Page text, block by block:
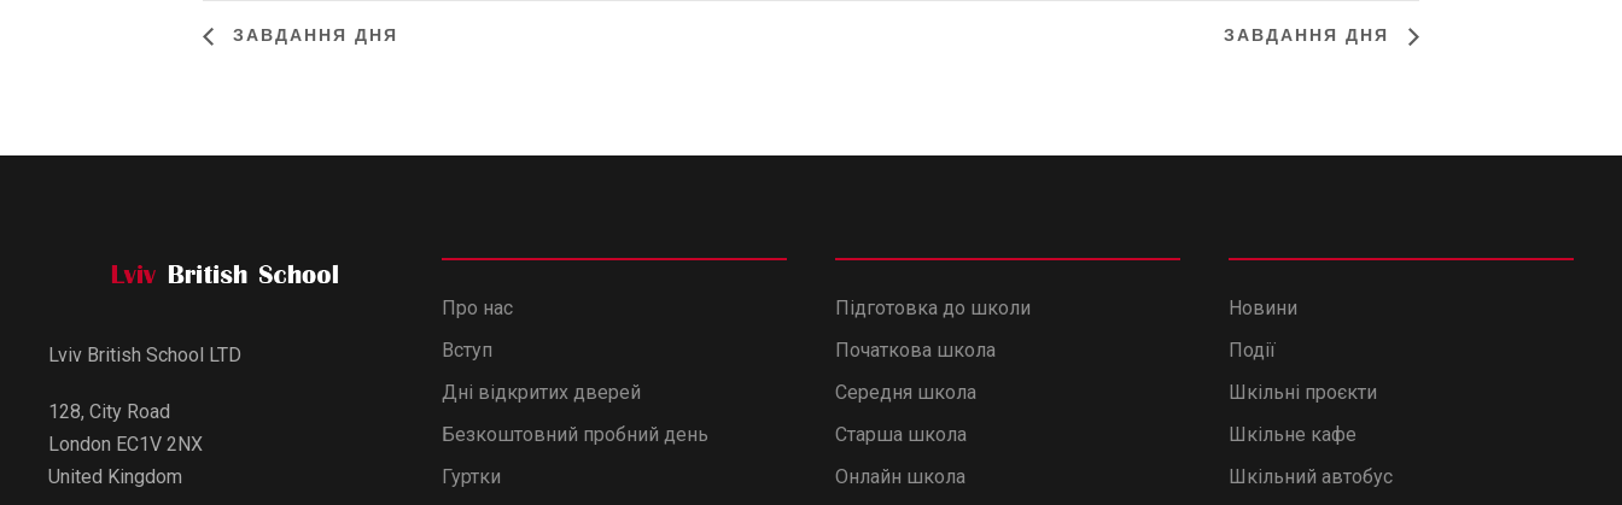
ЗАВДАННЯ ДНЯ ЗАВДАННЯ ДНЯ
Lviv British School LTD
128, City Road
London EC1V 2NX
United Kingdom
Про нас
Вступ
Дні відкритих дверей
Безкоштовний пробний день
Гуртки
Підготовка до школи
Початкова школа
Середня школа
Старша школа
Онлайн школа
Новини
Події
Шкільні проєкти
Шкільне кафе
Шкільний автобус